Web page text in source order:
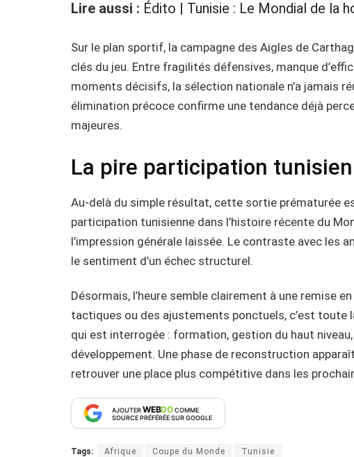
Lire aussi : Édito | Tunisie : Le Mondial de la
Sur le plan sportif, la campagne des Aigles de
clés du jeu. Entre fragilités défensives, manque
moments décisifs, la sélection nationale n’a jamais
élimination précoce confirme une tendance déjà
majeures.
La pire participation
Au-delà du simple résultat, cette sortie prématurée
participation tunisienne dans l’histoire récente du
l’impression générale laissée. Le contraste avec les
le sentiment d’un échec structurel.
Désormais, l’heure semble clairement à une remise
tactiques ou des ajustements ponctuels, c’est
qui est interrogée : formation, gestion du haut
développement. Une phase de reconstruction
retrouver une place plus compétitive dans les
AJOUTERWEBDOCOMME
SOURCE PRÉFÉRÉE SUR GOOGLE
Tags: Afrique Coupe du Monde Tunisie